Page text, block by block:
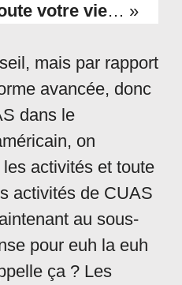
votre vie… »
mais par rapport
avancée, donc
dans le
on
activités et toute
activités de CUAS
au sous-
pour euh la euh
ça ? Les